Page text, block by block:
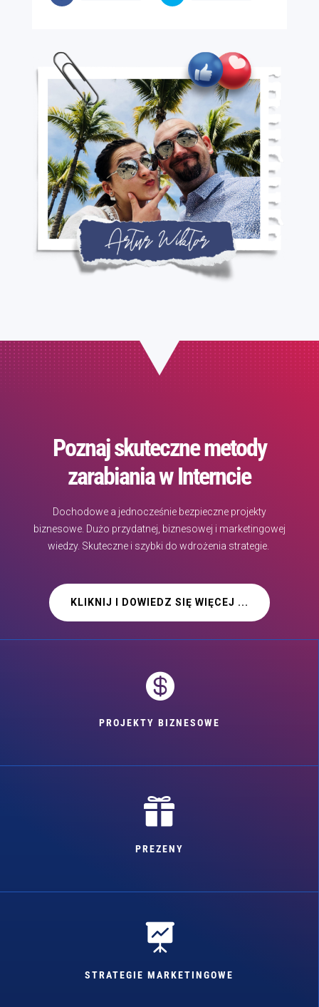
Poznaj skuteczne metody
zarabiania w Interncie
Dochodowe a jednocześnie bezpieczne projekty
biznesowe. Dużo przydatnej, biznesowej i marketingowej
wiedzy. Skuteczne i szybki do wdrożenia strategie.
KLIKNIJ I DOWIEDZ SIĘ WIĘCEJ ...

PROJEKTY BIZNESOWE

PREZENY

STRATEGIE MARKETINGOWE